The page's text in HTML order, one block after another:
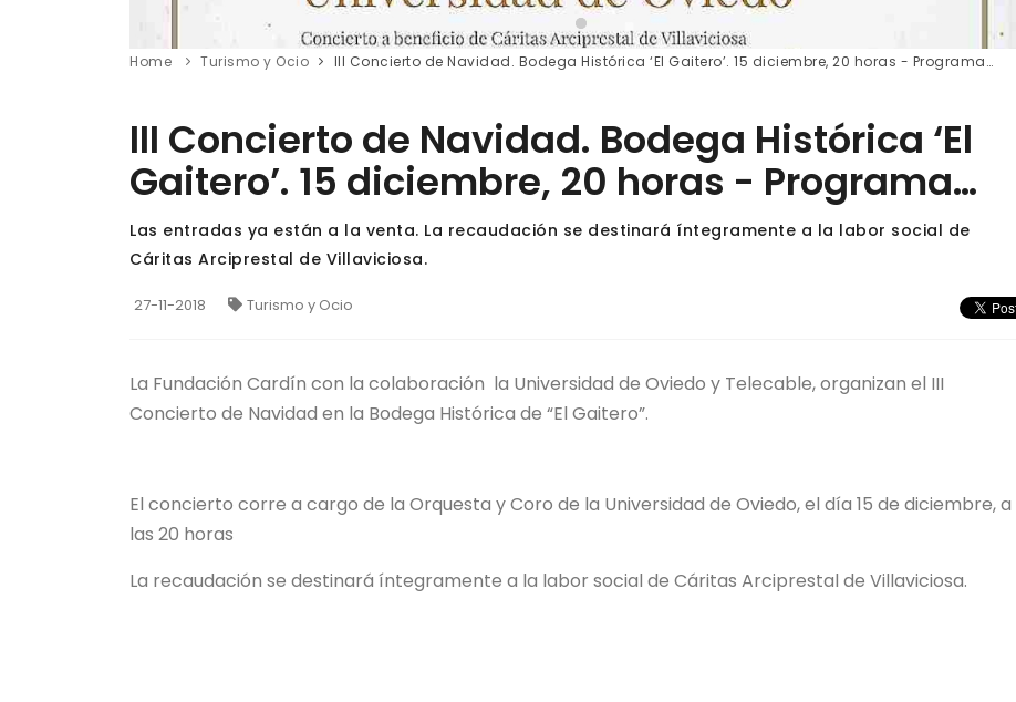
Home Turismo y Ocio III Concierto de Navidad. Bodega Histórica ‘El Gaitero’. 15 diciembre, 20 horas - Programa…
III Concierto de Navidad. Bodega Histórica ‘El
Gaitero’. 15 diciembre, 20 horas - Programa…
Las entradas ya están a la venta. La recaudación se destinará íntegramente a la labor social de
Cáritas Arciprestal de Villaviciosa.
27-11-2018 Turismo y Ocio
La Fundación Cardín con la colaboración la Universidad de Oviedo y Telecable, organizan el III
Concierto de Navidad en la Bodega Histórica de “El Gaitero”.
El concierto corre a cargo de la Orquesta y Coro de la Universidad de Oviedo, el día 15 de diciembre, a
las 20 horas
La recaudación se destinará íntegramente a la labor social de Cáritas Arciprestal de Villaviciosa.